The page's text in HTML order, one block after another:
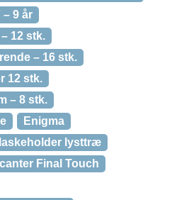
9 år
12 stk.
– 16 stk.
12 stk.
– 8 stk.
Enigma
lysttræ
Final Touch